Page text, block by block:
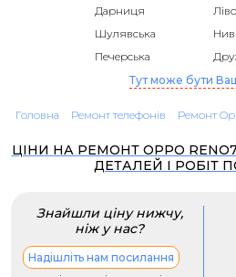
Дарниця
Шулявська
Печерська
Тут може бути
Головна Ремонт телефонів Ремонт
ЦІНИ НА РЕМОНТ OPPO
ДЕТАЛЕЙ І РОБІТ
Знайшли ціну нижчу,
ніж у нас?
Надішліть нам посилання